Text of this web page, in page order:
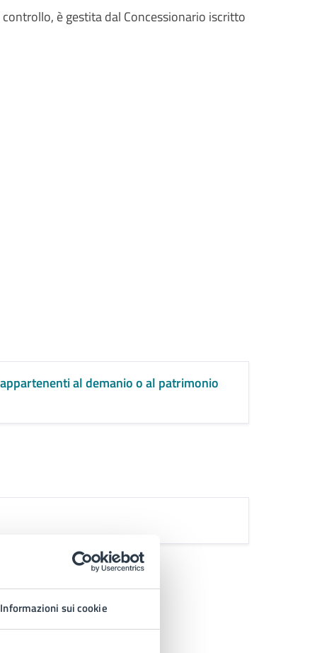
Informazioni sui cookie
è gestita dal Concessionario iscritto
al demanio o al patrimonio